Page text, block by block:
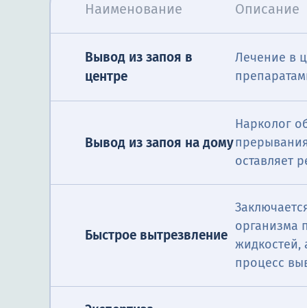
Наименование Описание
Вывод из запоя в
центре
Лечение в
Вывод из запоя на дому
Нарколог
оставляет
Быстрое вытрезвление
организма
жидкостей,
процесс